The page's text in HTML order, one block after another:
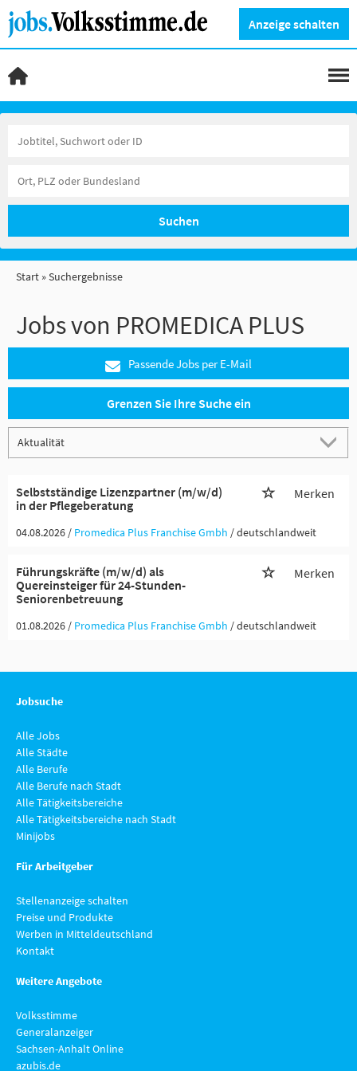
Anzeige schalten
Suchen
Start Suchergebnisse
Jobs von PROMEDICA PLUS
Passende Jobs per E-Mail
Grenzen Sie Ihre Suche ein
Selbstständige Lizenzpartner (m/w/d)
in der Pflegeberatung
Merken
04.08.2026 / Promedica Plus Franchise Gmbh / deutschlandweit
Führungskräfte (m/w/d) als
Quereinsteiger für 24-Stunden-
Seniorenbetreuung
Merken
01.08.2026 / Promedica Plus Franchise Gmbh / deutschlandweit
Jobsuche
Alle Jobs
Alle Städte
Alle Berufe
Alle Berufe nach Stadt
Alle Tätigkeitsbereiche
Alle Tätigkeitsbereiche nach Stadt
Minijobs
Für Arbeitgeber
Stellenanzeige schalten
Preise und Produkte
Werben in Mitteldeutschland
Kontakt
Weitere Angebote
Volksstimme
Generalanzeiger
Sachsen-Anhalt Online
azubis.de